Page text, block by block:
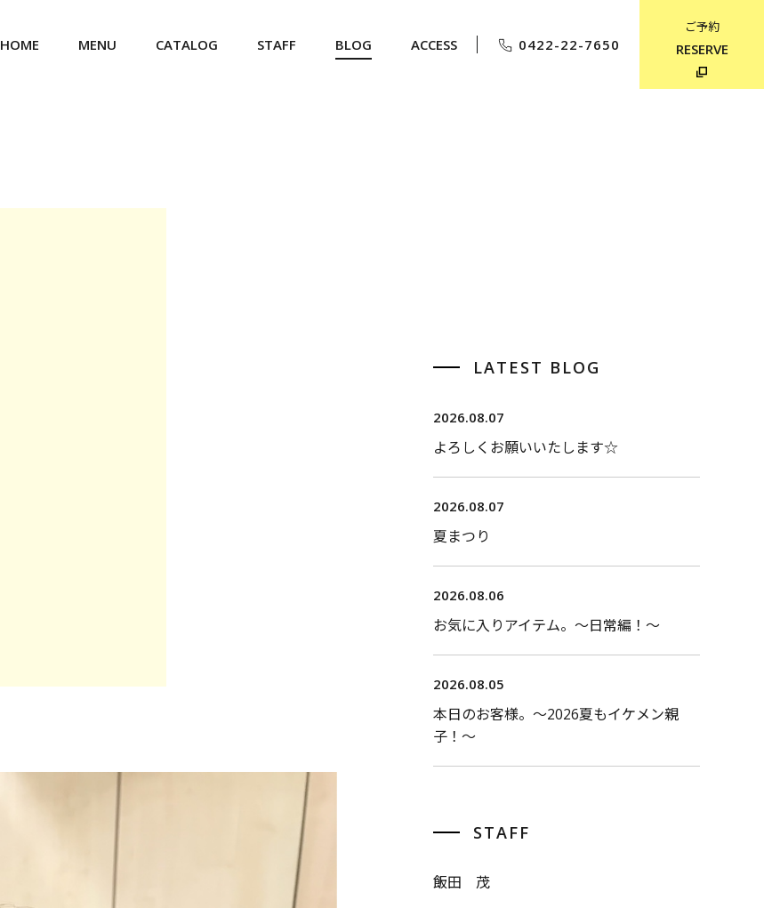
HOME MENU CATALOG STAFF BLOG ACCESS 0422-22-7650
ご予約
RESERVE
LATEST BLOG
2026.08.07
よろしくお願いいたします☆
2026.08.07
夏まつり
2026.08.06
お気に入りアイテム。〜日常編！〜
2026.08.05
本日のお客様。〜2026夏もイケメン親
子！〜
STAFF
飯田 茂